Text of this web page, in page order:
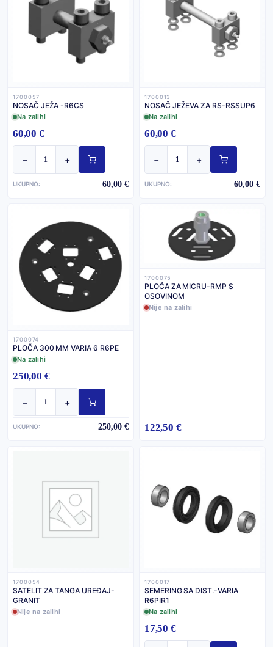
1700057
NOSAČ JEŽA -R6CS
Na zalihi
60,00 €
− +
UKUPNO: 60,00 €
1700013
NOSAČ JEŽEVA ZA RS-RSSUP6
Na zalihi
60,00 €
− +
UKUPNO: 60,00 €
1700074
PLOČA 300 MM VARIA 6 R6PE
Na zalihi
250,00 €
− +
UKUPNO: 250,00 €
1700075
PLOČA ZA MICRU-RMP S
OSOVINOM
Nije na zalihi
122,50 €
1700054
SATELIT ZA TANGA UREĐAJ-
GRANIT
Nije na zalihi
1700017
SEMERING SA DIST.-VARIA
R6PIR1
Na zalihi
17,50 €